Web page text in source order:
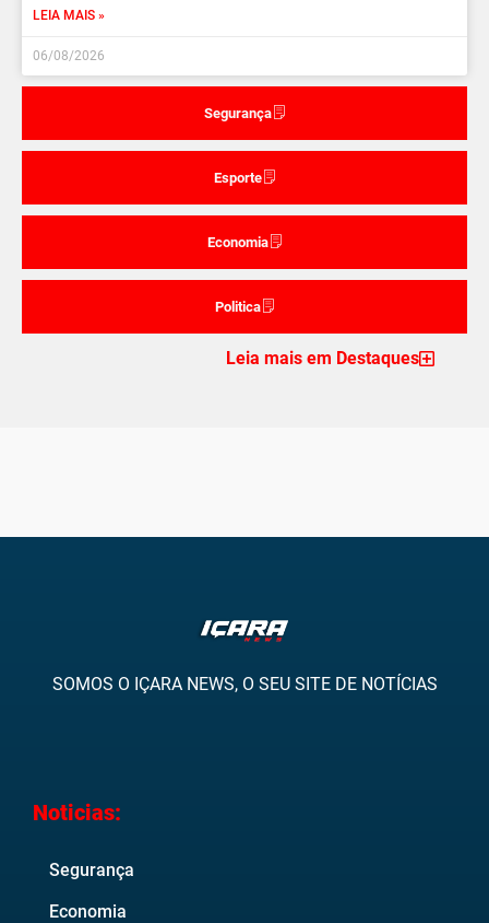
Segurança
Esporte
Economia
Politica
LEIA MAIS »
06/08/2026
Leia mais em Destaques
SOMOS O IÇARA NEWS, O SEU SITE DE NOTÍCIAS
Noticias:
Segurança
Economia